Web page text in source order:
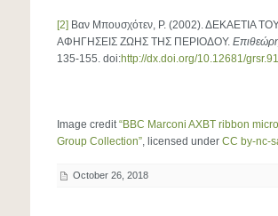
[2] Βαν Μπουσχότεν, Ρ. (2002). ΔΕΚΑΕΤΙΑ
ΑΦΗΓΗΣΕΙΣ ΖΩΗΣ ΤΗΣ ΠΕΡΙΟΔΟΥ.
135-155. doi:http://dx.doi.org/10.12681/
Image credit“BBC Marconi AXBT ribbon
Group Collection”, licensed under CC by-nc-
October 26, 2018